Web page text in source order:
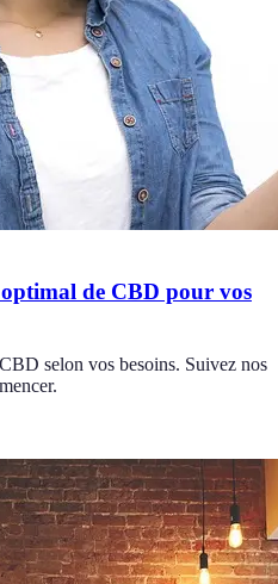
de CBD pour vos
selon vos besoins. Suivez nos